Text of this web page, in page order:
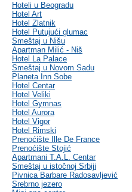
Hoteli u Beogradu
Hotel Art
Hotel Zlatnik
Hotel Putujući glumac
Smeštaj u Nišu
Apartman Milić - Niš
Hotel La Palace
Smeštaj u Novom Sadu
Planeta Inn Sobe
Hotel Centar
Hotel Veliki
Hotel Gymnas
Hotel Aurora
Hotel Vigor
Hotel Rimski
Prenoćište Ille De France
Prenoćište Stojić
Apartmani T.A.L. Centar
Smeštaj u istočnoj Srbiji
Pivnica Barbare Radosavljević
Srebrno jezero